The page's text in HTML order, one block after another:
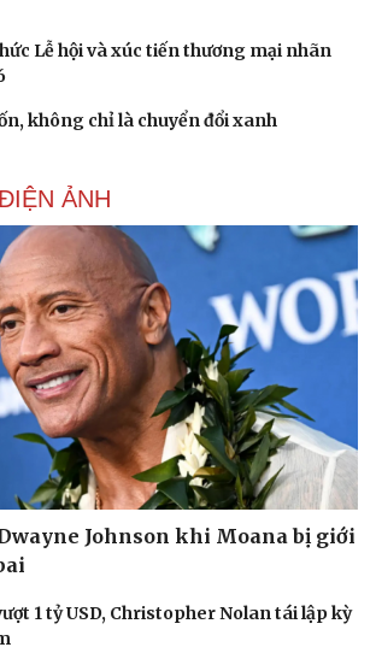
Lễ hội và xúc tiến thương mại nhãn
không chỉ là chuyển đổi xanh
ẢNH
Johnson khi Moana bị giới
1 tỷ USD, Christopher Nolan tái lập kỳ